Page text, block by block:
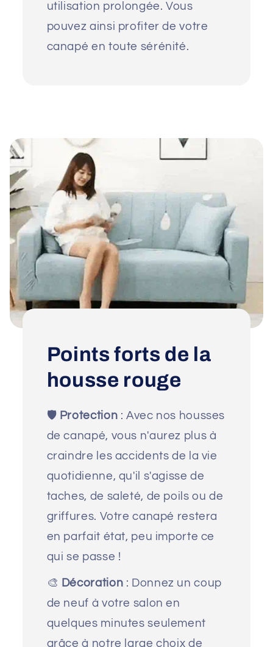
utilisation prolongée. Vous
pouvez ainsi profiter de votre
canapé en toute sérénité.
Points forts de la
housse rouge
🛡️ Protection : Avec nos housses
de canapé, vous n'aurez plus à
craindre les accidents de la vie
quotidienne, qu'il s'agisse de
taches, de saleté, de poils ou de
griffures. Votre canapé restera
en parfait état, peu importe ce
qui se passe !
🎨 Décoration : Donnez un coup
de neuf à votre salon en
quelques minutes seulement
grâce à notre large choix de